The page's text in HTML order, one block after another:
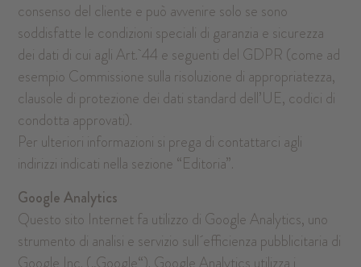
consenso del cliente e può avvenire solo se sono
soddisfatte le condizioni speciali di garanzia e sicurezza
dei dati di cui agli Art. 44 e seguenti del GDPR (come ad
esempio Commissione sulla risoluzione di appropriatezza,
clausole di protezione dei dati standard dell’UE, codici di
condotta approvati).
Per ulteriori informazioni si prega di contattarci agli
indirizzi indicati nella sezione “Editoria”.
Google Analytics
Questo sito Internet fa utilizzo di Google Analytics, uno
strumento di analisi e servizio sull´efficienza pubblicitaria di